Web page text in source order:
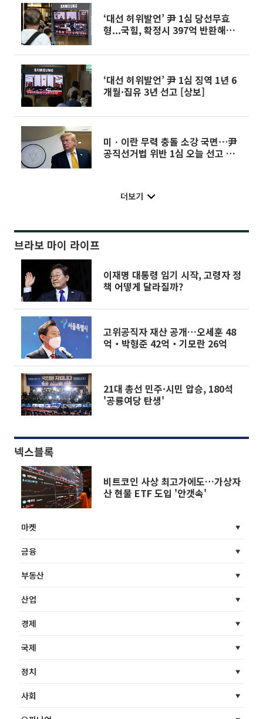
‘대선 허위발언’ 尹 1심 당선무효
형...국힘, 확정시 397억 반환해야
‘대선 허위발언’ 尹 1심 징역 1년 6
개월·집유 3년 선고 [상보]
미ㆍ이란 무력 충돌 소강 국면⋯尹
공직선거법 위반 1심 오늘 선고 外
더보기
브라보 마이 라이프
이재명 대통령 임기 시작, 고령자 정
책 어떻게 달라질까?
고위공직자 재산 공개…오세훈 48
억‧박형준 42억‧기모란 26억
21대 총선 민주·시민 압승, 180석
'공룡여당 탄생'
넥스블록
비트코인 사상 최고가에도…가상자
산 현물 ETF 도입 '안갯속'
마켓
금융
부동산
산업
경제
국제
정치
사회